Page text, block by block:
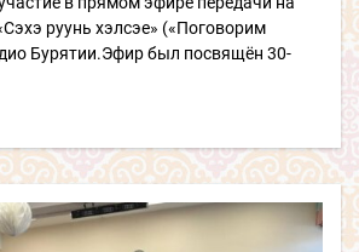
руунь хэлсэе» («Поговорим
Бурятии.Эфир был посвящён 30-